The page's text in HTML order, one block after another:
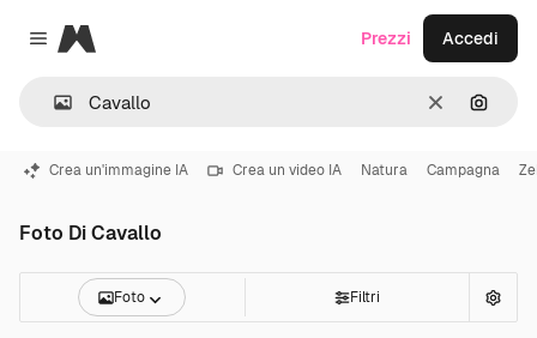
Close menu
Magnific
CancellaCerca
Prezzi Accedi
Crea un'immagine IA Crea un video IA Natura Campagna
Foto Di Cavallo
Foto Filtri